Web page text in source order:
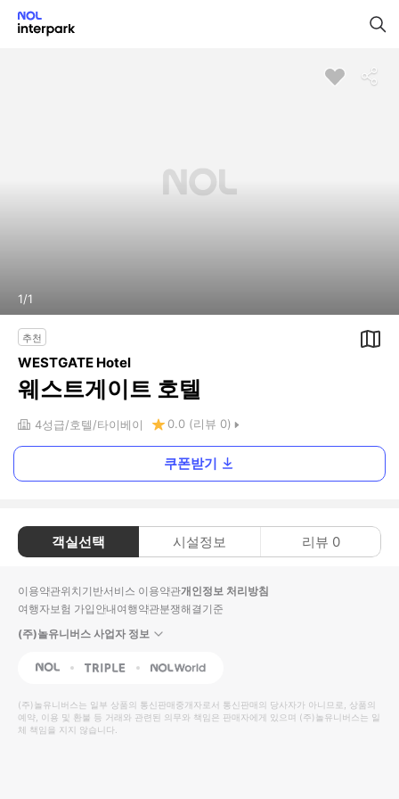
1/1
추천
WESTGATE Hotel
웨스트게이트 호텔
4성급 호텔 타이베이 0.0 (리뷰 0)
쿠폰받기
객실선택 시설정보 리뷰 0
이용약관위치기반서비스 이용약관개인정보 처리방침
여행자보험 가입안내여행약관분쟁해결기준
(주)놀유니버스 사업자 정보
NOL Triple Interpark Global
(주)놀유니버스는 일부 상품의 통신판매중개자로서 통신판매의 당사자가 아니므로, 상품의
예약, 이용 및 환불 등 거래와 관련된 의무와 책임은 판매자에게 있으며 (주)놀유니버스는 일
체 책임을 지지 않습니다.